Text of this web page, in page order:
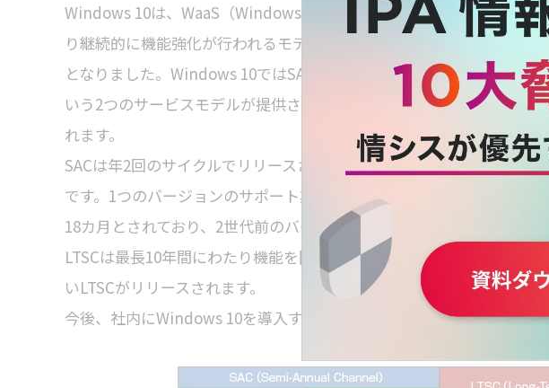
Windows 10は、WaaS（Windows as a Service）というコンセプト
り継続的に機能強化が行われるモデル
となりました。Windows 10ではSAC（Semi-Annual Channel）と
いう2つのサービスモデルが提供さ
れます。
SACは年2回のサイクルでリリースされる大型アップデートにより、
です。1つのバージョンのサポート期間は
18カ月とされており、2世代前のバージョンまでがサポート対象となり
LTSCは最長10年間にわたり機能を固定化することが可能なサービス
いLTSCがリリースされます。
今後、社内にWindows 10を導入する際は、この更新サイクルを前提